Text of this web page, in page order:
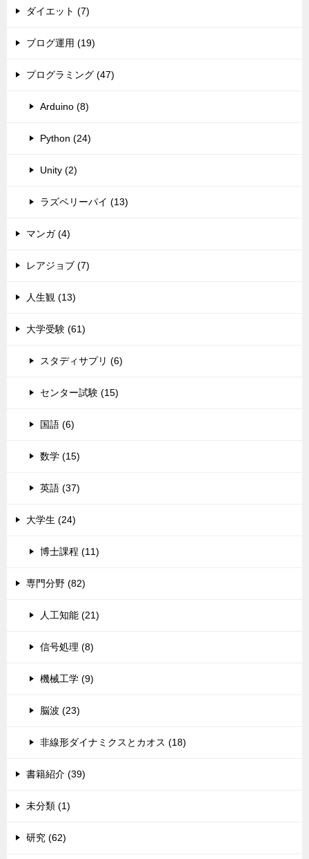
ダイエット (7)
ブログ運用 (19)
プログラミング (47)
Arduino (8)
Python (24)
Unity (2)
ラズベリーパイ (13)
マンガ (4)
レアジョブ (7)
人生観 (13)
大学受験 (61)
スタディサプリ (6)
センター試験 (15)
国語 (6)
数学 (15)
英語 (37)
大学生 (24)
博士課程 (11)
専門分野 (82)
人工知能 (21)
信号処理 (8)
機械工学 (9)
脳波 (23)
非線形ダイナミクスとカオス (18)
書籍紹介 (39)
未分類 (1)
研究 (62)